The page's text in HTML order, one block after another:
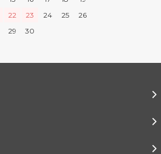
22 23 24 25
26
29 30